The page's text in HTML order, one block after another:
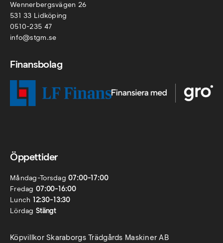
Wennerbergsvägen 26
531 33 Lidköping
0510-235 47
info@stgm.se
Finansbolag
Öppettider
Måndag-Torsdag07:00-17:00
Fredag 07:00-16:00
Lunch 12:30-13:30
Lördag Stängt
Köpvillkor Skaraborgs Trädgårds Maskiner AB